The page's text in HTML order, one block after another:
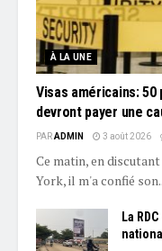
À LA UNE
Visas américains: 50
devront payer une
PARADMIN 3 août 2026
Ce matin, en
York, il m'a confié
La